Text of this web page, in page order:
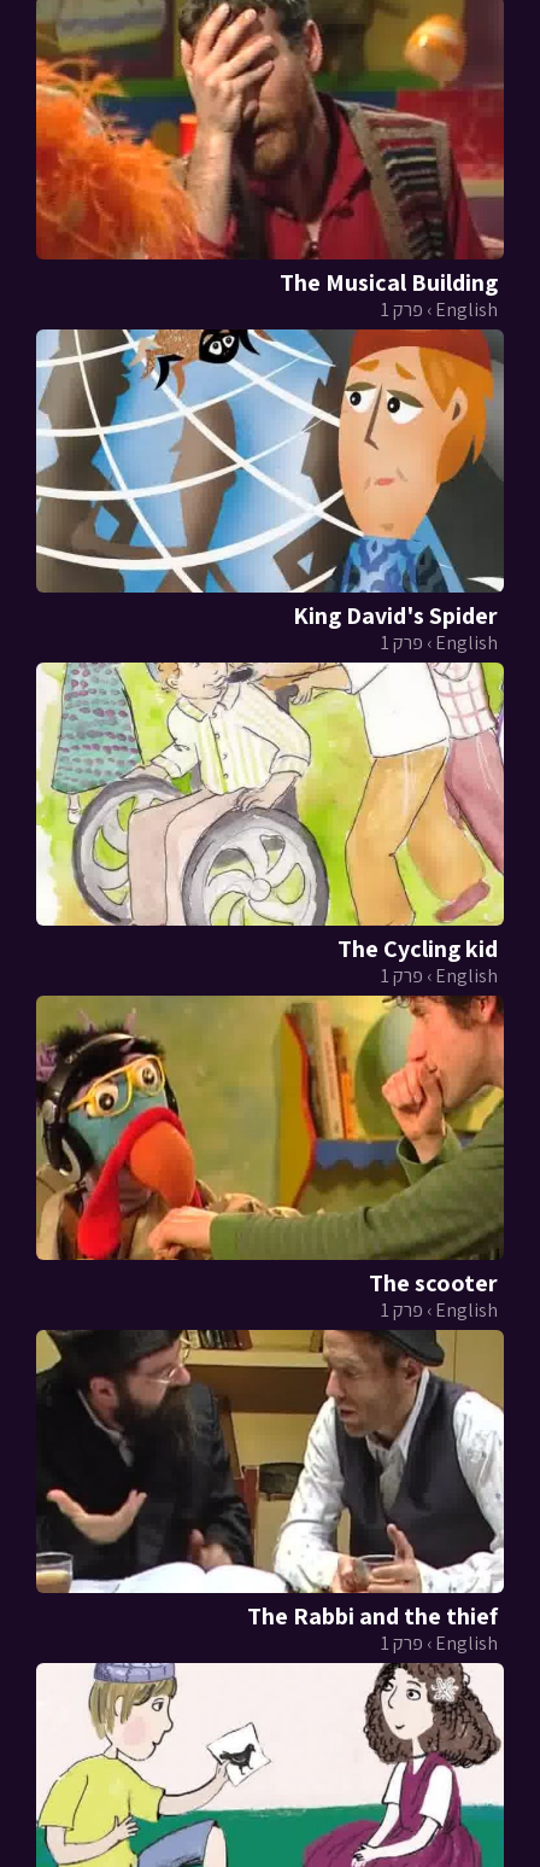
The Musical Building
English › פרק 1
King David's Spider
English › פרק 1
The Cycling kid
English › פרק 1
The scooter
English › פרק 1
The Rabbi and the thief
English › פרק 1